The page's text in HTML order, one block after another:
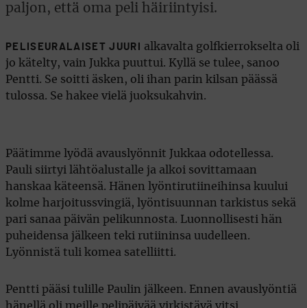
paljon, että oma peli häiriintyisi.
PELISEURALAISET JUURI
alkavalta golfkierrokselta oli
jo kätelty, vain Jukka puuttui. Kyllä se tulee, sanoo
Pentti. Se soitti äsken, oli ihan parin kilsan päässä
tulossa. Se hakee vielä juoksukahvin.
Päätimme lyödä avauslyönnit Jukkaa odotellessa.
Pauli siirtyi lähtöalustalle ja alkoi sovittamaan
hanskaa käteensä. Hänen lyöntirutiineihinsa kuului
kolme harjoitussvingiä, lyöntisuunnan tarkistus sekä
pari sanaa päivän pelikunnosta. Luonnollisesti hän
puheidensa jälkeen teki rutiininsa uudelleen.
Lyönnistä tuli komea satelliitti.
Pentti pääsi tulille Paulin jälkeen. Ennen avauslyöntiä